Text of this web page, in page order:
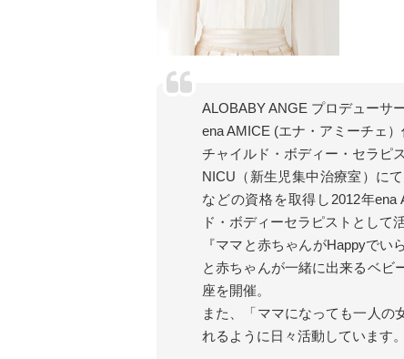
ALOBABY ANGE プロデューサ
ena AMICE (エナ・アミーチェ
チャイルド・ボディー・セラピ
NICU（新生児集中治療室）に
などの資格を取得し2012年
ド・ボディーセラピストとして
『ママと赤ちゃんがHappyで
と赤ちゃんが一緒に出来るベビ
座を開催。
また、「ママになっても一人の
れるように日々活動しています。